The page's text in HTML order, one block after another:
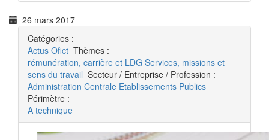
26 mars 2017
Catégories :
Actus Ofict Thèmes :
rémunération, carrière et LDG Services, missions et
sens du travail Secteur / Entreprise / Profession :
Administration Centrale Etablissements Publics
Périmètre :
A technique